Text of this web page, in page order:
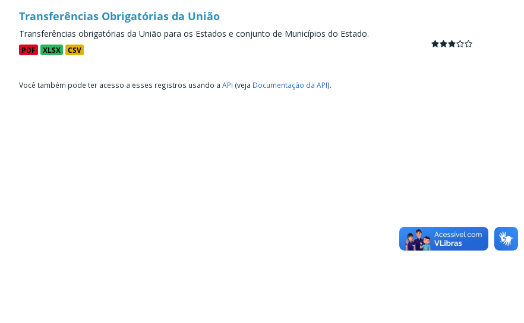
Transferências Obrigatórias da União
Transferências obrigatórias da União para os Estados e conjunto de Municípios do Estado.
PDF XLSX CSV
Você também pode ter acesso a esses registros usando a API (veja Documentação da API).